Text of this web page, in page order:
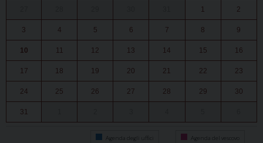
1 2
3 4 5 6 7 8 9
10 11 12 13 14 15 16
17 18 19 20 21 22 23
24 25 26 27 28 29 30
31
Agenda degli uffici Agenda del vescovo